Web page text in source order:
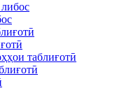
таблиғотӣ